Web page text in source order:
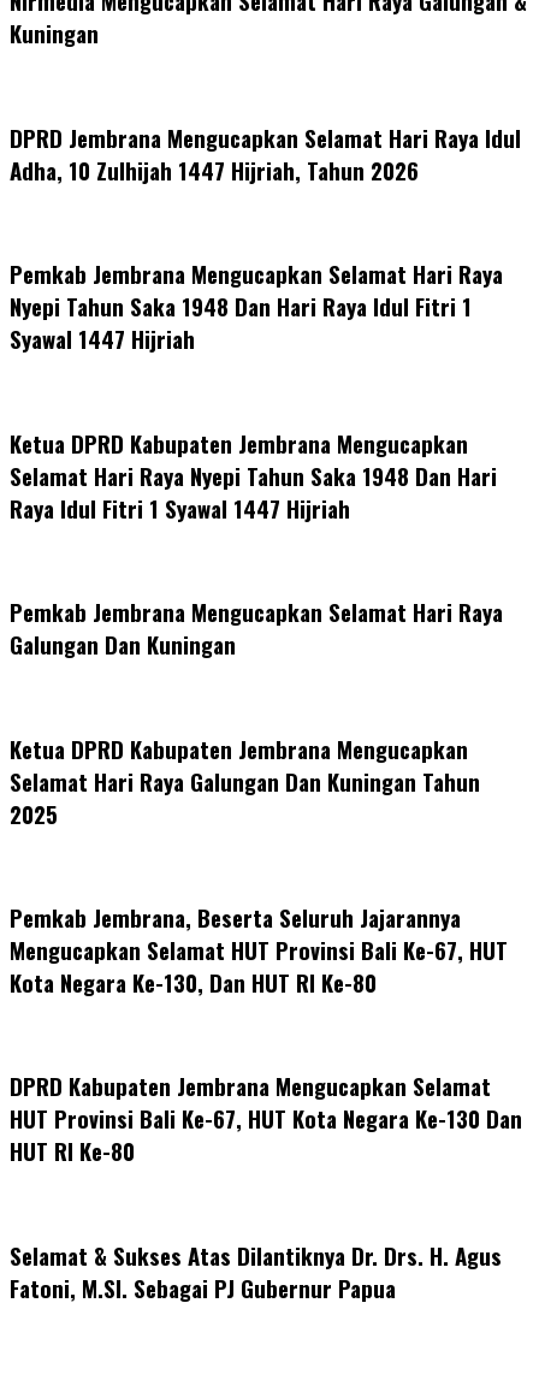
Kuningan
DPRD Jembrana Mengucapkan Selamat Hari Raya Idul
Adha, 10 Zulhijah 1447 Hijriah, Tahun 2026
Pemkab Jembrana Mengucapkan Selamat Hari Raya
Nyepi Tahun Saka 1948 Dan Hari Raya Idul Fitri 1
Syawal 1447 Hijriah
Ketua DPRD Kabupaten Jembrana Mengucapkan
Selamat Hari Raya Nyepi Tahun Saka 1948 Dan Hari
Raya Idul Fitri 1 Syawal 1447 Hijriah
Pemkab Jembrana Mengucapkan Selamat Hari Raya
Galungan Dan Kuningan
Ketua DPRD Kabupaten Jembrana Mengucapkan
Selamat Hari Raya Galungan Dan Kuningan Tahun
2025
Pemkab Jembrana, Beserta Seluruh Jajarannya
Mengucapkan Selamat HUT Provinsi Bali Ke-67, HUT
Kota Negara Ke-130, Dan HUT RI Ke-80
DPRD Kabupaten Jembrana Mengucapkan Selamat
HUT Provinsi Bali Ke-67, HUT Kota Negara Ke-130 Dan
HUT RI Ke-80
Selamat & Sukses Atas Dilantiknya Dr. Drs. H. Agus
Fatoni, M.SI. Sebagai PJ Gubernur Papua